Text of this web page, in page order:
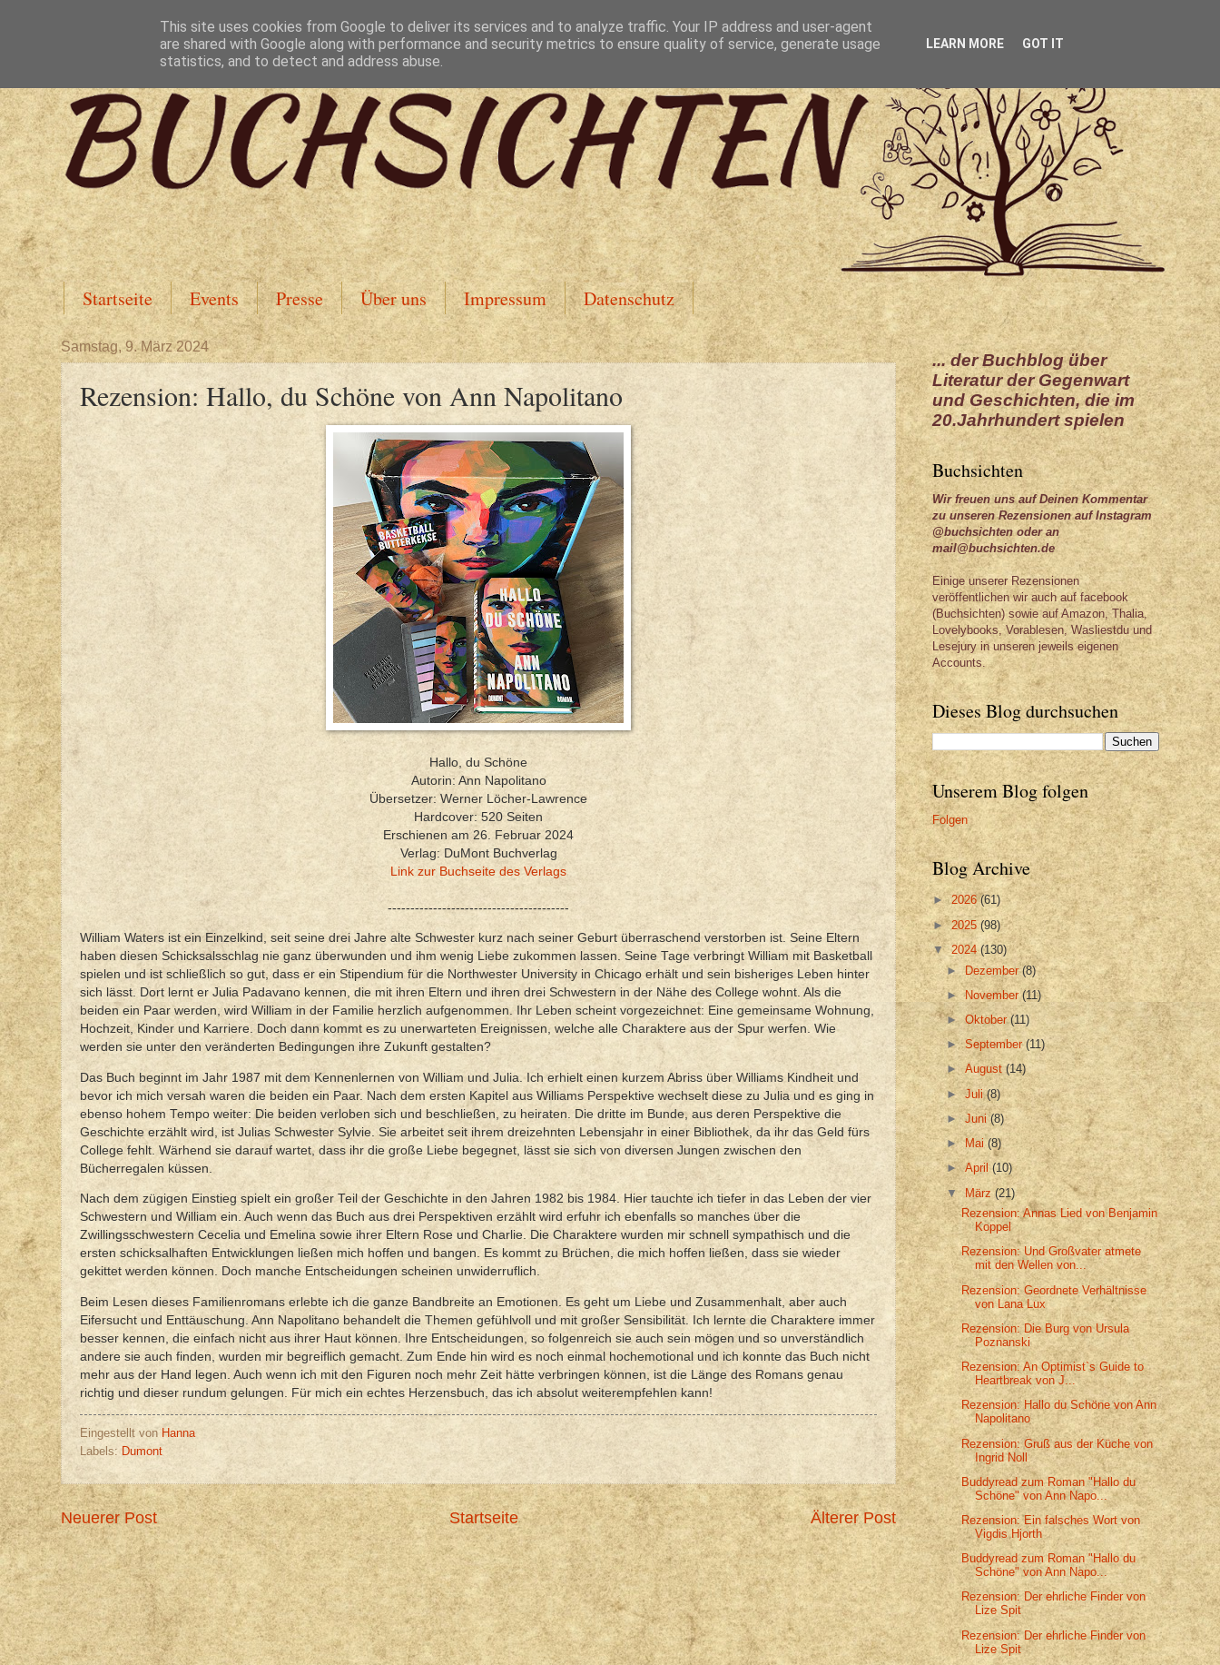
Startseite Events Presse Über uns Impressum Datenschutz
Samstag, 9. März 2024
Rezension: Hallo, du Schöne von Ann Napolitano
Hallo, du Schöne
Autorin: Ann Napolitano
Übersetzer: Werner Löcher-Lawrence
Hardcover: 520 Seiten
Erschienen am 26. Februar 2024
Verlag: DuMont Buchverlag
Link zur Buchseite des Verlags
----------------------------------------
William Waters ist ein Einzelkind, seit seine drei Jahre alte Schwester kurz nach seiner Geburt überraschend verstorben ist. Seine Eltern
haben diesen Schicksalsschlag nie ganz überwunden und ihm wenig Liebe zukommen lassen. Seine Tage verbringt William mit Basketball
spielen und ist schließlich so gut, dass er ein Stipendium für die Northwester University in Chicago erhält und sein bisheriges Leben hinter
sich lässt. Dort lernt er Julia Padavano kennen, die mit ihren Eltern und ihren drei Schwestern in der Nähe des College wohnt. Als die
beiden ein Paar werden, wird William in der Familie herzlich aufgenommen. Ihr Leben scheint vorgezeichnet: Eine gemeinsame Wohnung,
Hochzeit, Kinder und Karriere. Doch dann kommt es zu unerwarteten Ereignissen, welche alle Charaktere aus der Spur werfen. Wie
werden sie unter den veränderten Bedingungen ihre Zukunft gestalten?
Das Buch beginnt im Jahr 1987 mit dem Kennenlernen von William und Julia. Ich erhielt einen kurzem Abriss über Williams Kindheit und
bevor ich mich versah waren die beiden ein Paar. Nach dem ersten Kapitel aus Williams Perspektive wechselt diese zu Julia und es ging in
ebenso hohem Tempo weiter: Die beiden verloben sich und beschließen, zu heiraten. Die dritte im Bunde, aus deren Perspektive die
Geschichte erzählt wird, ist Julias Schwester Sylvie. Sie arbeitet seit ihrem dreizehnten Lebensjahr in einer Bibliothek, da ihr das Geld fürs
College fehlt. Wärhend sie darauf wartet, dass ihr die große Liebe begegnet, lässt sie sich von diversen Jungen zwischen den
Bücherregalen küssen.
Nach dem zügigen Einstieg spielt ein großer Teil der Geschichte in den Jahren 1982 bis 1984. Hier tauchte ich tiefer in das Leben der vier
Schwestern und William ein. Auch wenn das Buch aus drei Perspektiven erzählt wird erfuhr ich ebenfalls so manches über die
Zwillingsschwestern Cecelia und Emelina sowie ihrer Eltern Rose und Charlie. Die Charaktere wurden mir schnell sympathisch und die
ersten schicksalhaften Entwicklungen ließen mich hoffen und bangen. Es kommt zu Brüchen, die mich hoffen ließen, dass sie wieder
gekittet werden können. Doch manche Entscheidungen scheinen unwiderruflich.
Beim Lesen dieses Familienromans erlebte ich die ganze Bandbreite an Emotionen. Es geht um Liebe und Zusammenhalt, aber auch
Eifersucht und Enttäuschung. Ann Napolitano behandelt die Themen gefühlvoll und mit großer Sensibilität. Ich lernte die Charaktere immer
besser kennen, die einfach nicht aus ihrer Haut können. Ihre Entscheidungen, so folgenreich sie auch sein mögen und so unverständlich
andere sie auch finden, wurden mir begreiflich gemacht. Zum Ende hin wird es noch einmal hochemotional und ich konnte das Buch nicht
mehr aus der Hand legen. Auch wenn ich mit den Figuren noch mehr Zeit hätte verbringen können, ist die Länge des Romans genau
richtig und dieser rundum gelungen. Für mich ein echtes Herzensbuch, das ich absolut weiterempfehlen kann!
Eingestellt von Hanna
Labels: Dumont
Neuerer Post Älterer Post
Startseite
... der Buchblog über
Literatur der Gegenwart
und Geschichten, die im
20.Jahrhundert spielen
Buchsichten
Wir freuen uns auf Deinen Kommentar
zu unseren Rezensionen auf Instagram
@buchsichten oder an
mail@buchsichten.de
Einige unserer Rezensionen
veröffentlichen wir auch auf facebook
(Buchsichten) sowie auf Amazon, Thalia,
Lovelybooks, Vorablesen, Wasliestdu und
Lesejury in unseren jeweils eigenen
Accounts.
Dieses Blog durchsuchen
Unserem Blog folgen
Folgen
Blog Archive
►2026(61)
►2025(98)
▼2024(130)
►Dezember(8)
►November(11)
►Oktober(11)
►September(11)
►August(14)
►Juli(8)
►Juni(8)
►Mai(8)
►April(10)
▼ März(21)
Rezension: Annas Lied von Benjamin
Koppel
Rezension: Und Großvater atmete
mit den Wellen von...
Rezension: Geordnete Verhältnisse
von Lana Lux
Rezension: Die Burg von Ursula
Poznanski
Rezension: An Optimist`s Guide to
Heartbreak von J...
Rezension: Hallo du Schöne von Ann
Napolitano
Rezension: Gruß aus der Küche von
Ingrid Noll
Buddyread zum Roman "Hallo du
Schöne" von Ann Napo...
Rezension: Ein falsches Wort von
Vigdis Hjorth
Buddyread zum Roman "Hallo du
Schöne" von Ann Napo...
Rezension: Der ehrliche Finder von
Lize Spit
Rezension: Der ehrliche Finder von
Lize Spit
This site uses cookies from Google to deliver its services and to analyze traffic. Your IP address and user-agent
are shared with Google along with performance and security metrics to ensure quality of service, generate usage
statistics, and to detect and address abuse.
LEARN MORE GOT IT